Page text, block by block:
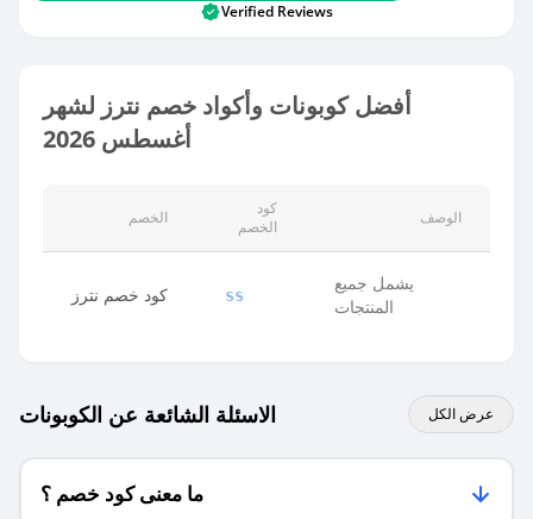
Verified Reviews
أفضل كوبونات وأكواد خصم نترز لشهر
أغسطس 2026
الخصم
كود
الخصم
الوصف
كود خصم نترز ss
يشمل جميع
المنتجات
الاسئلة الشائعة عن الكوبونات عرض الكل
ما معنى كود خصم ؟